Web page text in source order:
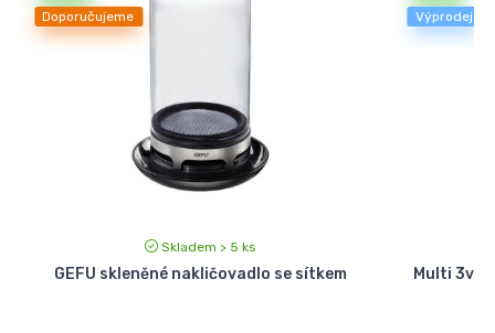
Doporučujeme
Skladem > 5 ks
GEFU skleněné nakličovadlo se sítkem
Výprodej
Multi 3v1